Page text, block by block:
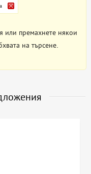
или премахнете някои
на търсене.